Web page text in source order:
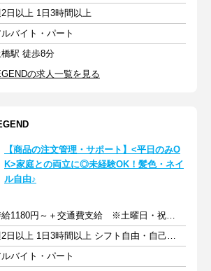
日以上 1日3時間以上
ルバイト・パート
駅 徒歩8分
の求人一覧を見る
【商品の注文管理・サポート】<平日のみO
K>家庭との両立に◎未経験OK！髪色・ネイ
ル自由♪
時給1180円～＋交通費支給 ※土曜日・祝日は時給50円UP！
週2日以上 1日3時間以上 シフト自由・自己申告
ルバイト・パート